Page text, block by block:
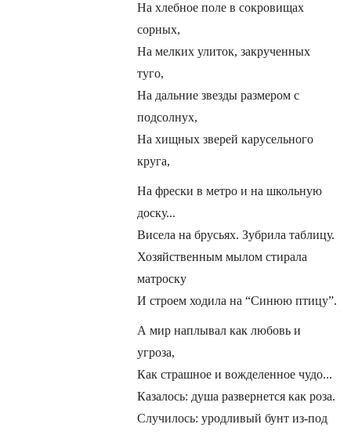
На хлебное поле в сокровищах
сорных,
На мелких улиток, закрученных
туго,
На дальние звезды размером с
подсолнух,
На хищных зверей карусельного
круга,
На фрески в метро и на школьную
доску...
Висела на брусьях. Зубрила таблицу.
Хозяйственным мылом стирала
матроску
И строем ходила на “Синюю птицу”.
А мир наплывал как любовь и
угроза,
Как страшное и вожделенное чудо...
Казалось: душа развернется как роза.
Случилось: уродливый бунт из-под